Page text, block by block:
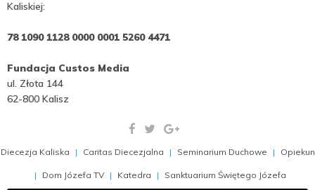
Kaliskiej:
78 1090 1128 0000 0001 5260 4471
Fundacja Custos Media
ul. Złota 144
62-800 Kalisz
Diecezja Kaliska Caritas Diecezjalna Seminarium Duchowe Opiekun
Dom Józefa TV Katedra Sanktuarium Świętego Józefa